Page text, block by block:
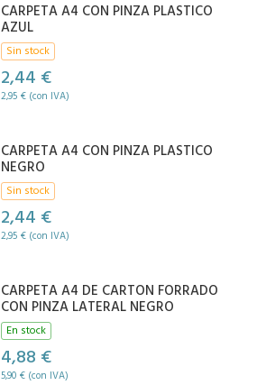
CARPETA A4 CON PINZA PLASTICO
AZUL
Sin stock
2,44 €
2,95 € (con IVA)
CARPETA A4 CON PINZA PLASTICO
NEGRO
Sin stock
2,44 €
2,95 € (con IVA)
CARPETA A4 DE CARTON FORRADO
CON PINZA LATERAL NEGRO
En stock
4,88 €
5,90 € (con IVA)